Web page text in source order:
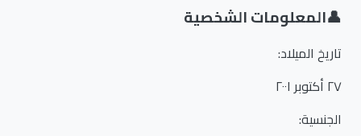
المعلومات الشخصية
تاريخ الميلاد:
الجنسية: